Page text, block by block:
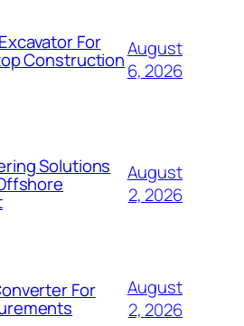
For
ConstructionAugust
6, 2026
Solutions
August
2, 2026
For
August
2, 2026